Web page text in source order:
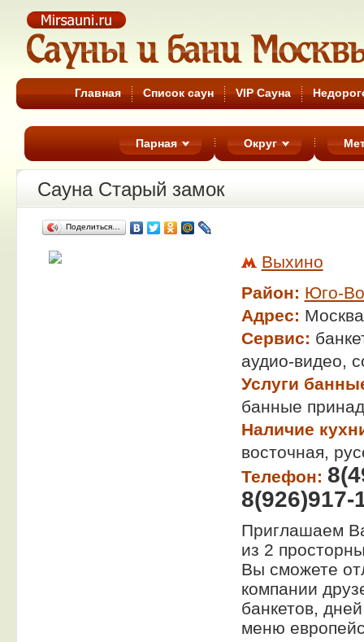
Сауны Москвы
Главная Список саун VIP Сауна
Парная Округ
Сауна Старый замок
Поделиться…
Выхино
Район: Юго-
Адрес:
Сервис:
аудио-видео,
Услуги
банные
Наличие
восточная,
Телефон:
8(926)917-
Приглашаем
из 2
Вы сможете
компании
банкетов,
меню